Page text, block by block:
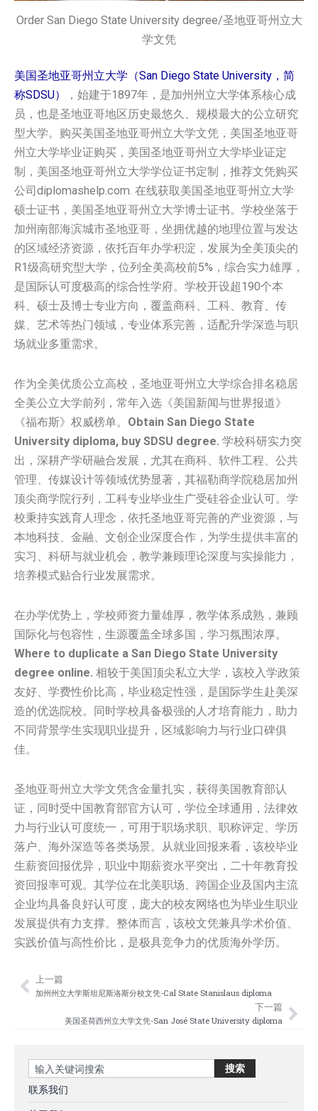
Order San Diego State University degree/圣地亚哥州立大
学文凭
美国圣地亚哥州立大学（San Diego State University，简
称SDSU）
，始建于1897年，是加州州立大学体系核心成
员，也是圣地亚哥地区历史最悠久、规模最大的公立研究
型大学。购买美国圣地亚哥州立大学文凭，美国圣地亚哥
州立大学毕业证购买，美国圣地亚哥州立大学毕业证定
制，美国圣地亚哥州立大学学位证书定制，推荐文凭购买
公司diplomashelp.com. 在线获取美国圣地亚哥州立大学
硕士证书，美国圣地亚哥州立大学博士证书。学校坐落于
加州南部海滨城市圣地亚哥，坐拥优越的地理位置与发达
的区域经济资源，依托百年办学积淀，发展为全美顶尖的
R1级高研究型大学，位列全美高校前5%，综合实力雄厚，
是国际认可度极高的综合性学府。学校开设超190个本
科、硕士及博士专业方向，覆盖商科、工科、教育、传
媒、艺术等热门领域，专业体系完善，适配升学深造与职
场就业多重需求。
作为全美优质公立高校，圣地亚哥州立大学综合排名稳居
全美公立大学前列，常年入选《美国新闻与世界报道》
《福布斯》权威榜单。 Obtain San Diego State
University diploma, buy SDSU degree. 学校科研实力突
出，深耕产学研融合发展，尤其在商科、软件工程、公共
管理、传媒设计等领域优势显著，其福勒商学院稳居加州
顶尖商学院行列，工科专业毕业生广受硅谷企业认可。学
校秉持实践育人理念，依托圣地亚哥完善的产业资源，与
本地科技、金融、文创企业深度合作，为学生提供丰富的
实习、科研与就业机会，教学兼顾理论深度与实操能力，
培养模式贴合行业发展需求。
在办学优势上，学校师资力量雄厚，教学体系成熟，兼顾
国际化与包容性，生源覆盖全球多国，学习氛围浓厚。
Where to duplicate a San Diego State University
degree online. 相较于美国顶尖私立大学，该校入学政策
友好、学费性价比高，毕业稳定性强，是国际学生赴美深
造的优选院校。同时学校具备极强的人才培育能力，助力
不同背景学生实现职业提升，区域影响力与行业口碑俱
佳。
圣地亚哥州立大学文凭含金量扎实，获得美国教育部认
证，同时受中国教育部官方认可，学位全球通用，法律效
力与行业认可度统一，可用于职场求职、职称评定、学历
落户、海外深造等各类场景。从就业回报来看，该校毕业
生薪资回报优异，职业中期薪资水平突出，二十年教育投
资回报率可观。其学位在北美职场、跨国企业及国内主流
企业均具备良好认可度，庞大的校友网络也为毕业生职业
发展提供有力支撑。整体而言，该校文凭兼具学术价值、
实践价值与高性价比，是极具竞争力的优质海外学历。
Prev
上一篇
加州州立大学斯坦尼斯洛斯分校文凭-Cal State Stanislaus diploma
下一篇
美国圣荷西州立大学文凭-San José State University diploma
Search 搜索
联系我们